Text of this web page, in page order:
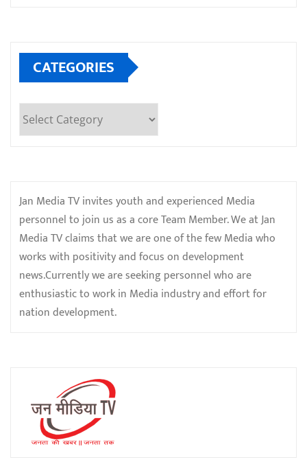
CATEGORIES
Categories
Jan Media TV invites youth and experienced Media
personnel to join us as a core Team Member. We at Jan
Media TV claims that we are one of the few Media who
works with positivity and focus on development
news.Currently we are seeking personnel who are
enthusiastic to work in Media industry and effort for
nation development.